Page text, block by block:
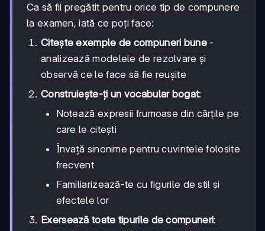
Ca să fii pregătit pentru orice tip de compunere
la examen, iată ce poți face:
Citește exemple de compuneri bune-
analizează modelele de rezolvare și
observă ce le face să fie reușite
Construiește-ți un vocabular bogat:
Notează expresii frumoase din cărțile pe
care le citești
Învață sinonime pentru cuvintele folosite
frecvent
Familiarizează-te cu figurile de stil și
efectele lor
Exersează toate tipurile de compuneri: